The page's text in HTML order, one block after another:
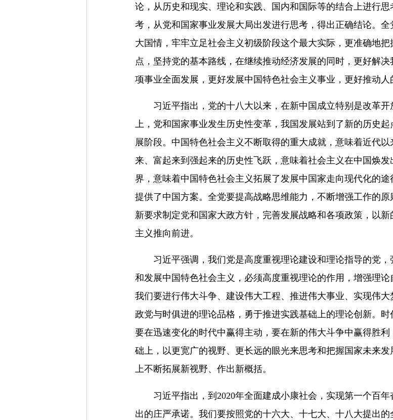
论，从历史和现实、理论和实践、国内和国际等的结合上进行
考，从党和国家事业发展大局出发进行思考，得出正确结论。
大国情，牢牢立足社会主义初级阶段这个最大实际，更准确地
点，坚持党的基本路线，在继续推动经济发展的同时，更好解
项事业全面发展，更好发展中国特色社会主义事业，更好推动人
习近平指出，党的十八大以来，在新中国成立特别是改革
上，党和国家事业发生历史性变革，我国发展站到了新的历史
展阶段。中国特色社会主义不断取得的重大成就，意味着近代
来、富起来到强起来的历史性飞跃，意味着社会主义在中国焕
界，意味着中国特色社会主义拓展了发展中国家走向现代化的途
提供了中国方案。全党要提高战略思维能力，不断增强工作的
新要求制定党和国家大政方针，完善发展战略和各项政策，以
主义推向前进。
习近平强调，我们党是高度重视理论建设和理论指导的党
和发展中国特色社会主义，必须高度重视理论的作用，增强理
我们要进行伟大斗争、建设伟大工程、推进伟大事业、实现伟
政党与时俱进的理论品格，勇于推进实践基础上的理论创新。
要在迅速变化的时代中赢得主动，要在新的伟大斗争中赢得胜
础上，以更宽广的视野、更长远的眼光来思考和把握国家未来
上不断拓展新视野、作出新概括。
习近平指出，到2020年全面建成小康社会，实现第一个百
出的庄严承诺。我们要按照党的十六大、十七大、十八大提出